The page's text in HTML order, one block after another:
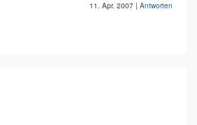
11. Apr. 2007 | Antworten